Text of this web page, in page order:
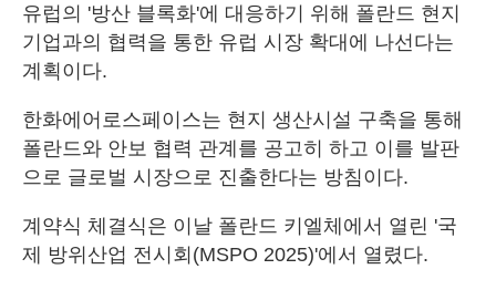
유럽의 '방산 블록화'에 대응하기 위해 폴란드 현지
기업과의 협력을 통한 유럽 시장 확대에 나선다는
계획이다.
한화에어로스페이스는 현지 생산시설 구축을 통해
폴란드와 안보 협력 관계를 공고히 하고 이를 발판
으로 글로벌 시장으로 진출한다는 방침이다.
계약식 체결식은 이날 폴란드 키엘체에서 열린 '국
제 방위산업 전시회(MSPO 2025)'에서 열렸다.